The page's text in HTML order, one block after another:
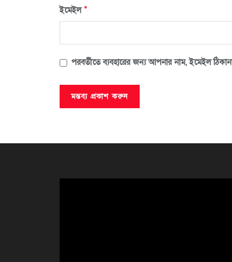
ইমেইল*
পরবর্তীতে ব্যবহারের জন্য আপনার নাম, ইমেইল